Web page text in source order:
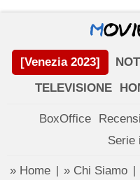
[Venezia 2023]
TELEVISIONE
BoxOffice
Serie
» Home » Chi Siamo